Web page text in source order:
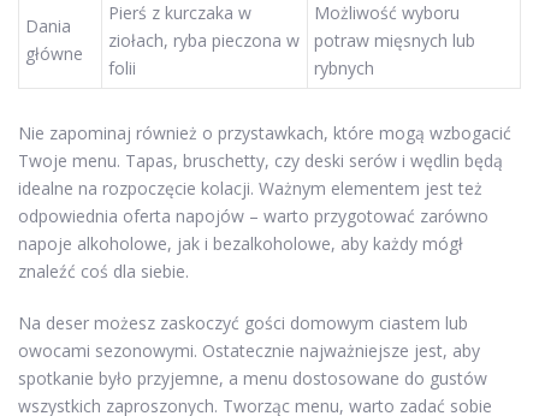
Dania
główne
Pierś z kurczaka w
ziołach, ryba pieczona w
folii
Możliwość wyboru
potraw mięsnych lub
rybnych
Nie zapominaj również o przystawkach, które mogą wzbogacić
Twoje menu. Tapas, bruschetty, czy deski serów i wędlin będą
idealne na rozpoczęcie kolacji. Ważnym elementem jest też
odpowiednia oferta napojów – warto przygotować zarówno
napoje alkoholowe, jak i bezalkoholowe, aby każdy mógł
znaleźć coś dla siebie.
Na deser możesz zaskoczyć gości domowym ciastem lub
owocami sezonowymi. Ostatecznie najważniejsze jest, aby
spotkanie było przyjemne, a menu dostosowane do gustów
wszystkich zaproszonych. Tworząc menu, warto zadać sobie